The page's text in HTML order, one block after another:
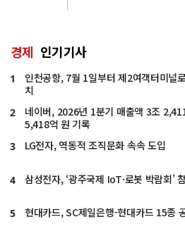
경제 인기기사
1
인천공항, 7월 1일부터 제2여객터미널
치
2
네이버, 2026년 1분기 매출액 3조
5,418억 원 기록
3 LG전자, 역동적 조직문화 속속 도입
4 삼성전자, ‘광주국제 IoT·로봇 박람회’
5 현대카드, SC제일은행-현대카드 15종